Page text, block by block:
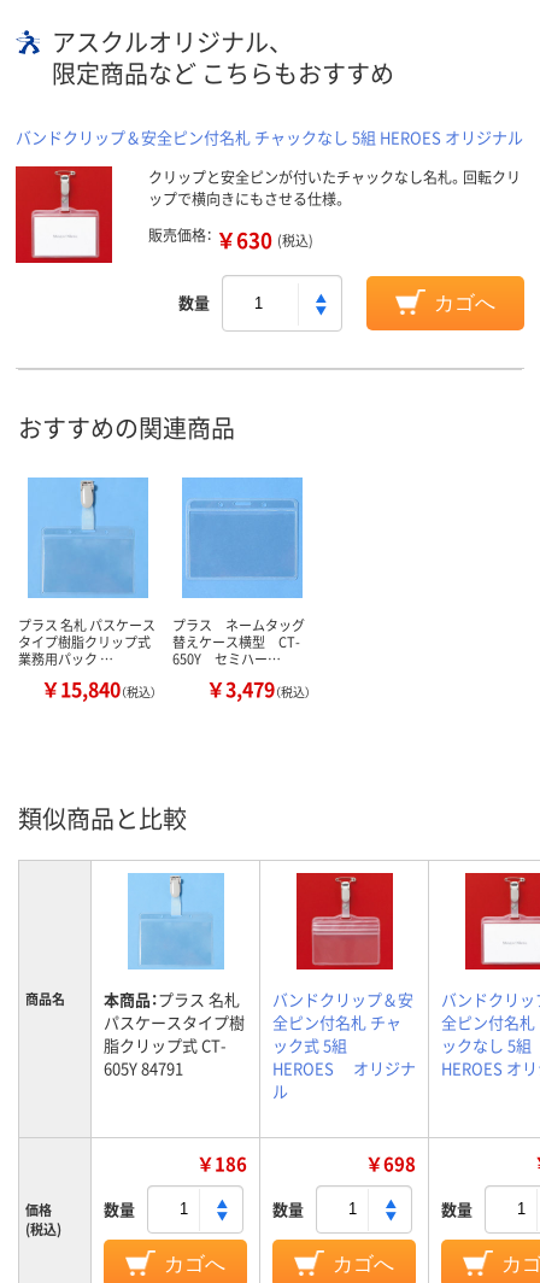
アスクルオリジナル、
限定商品など こちらもおすすめ
バンドクリップ＆安全ピン付名札 チャックなし 5組 HEROES オリジナル
クリップと安全ピンが付いたチャックなし名札。回転クリ
ップで横向きにもさせる仕様。
販売価格： ￥630 (税込)
数量 カゴへ
おすすめの関連商品
プラス 名札 パスケース
タイプ樹脂クリップ式
業務用パック …
￥15,840（税込）
プラス ネームタッグ
替えケース横型 CT-
650Y セミハー…
￥3,479（税込）
類似商品と比較
商品名 本商品：プラス 名札
パスケースタイプ樹
脂クリップ式 CT-
605Y 84791
バンドクリップ＆安
全ピン付名札 チャ
ック式 5組
HEROES オリジナ
ル
バンドクリ
全ピン付名札
ックなし 5組
HEROES オ
価格
(税込)
￥186
数量
カゴへ
￥698
数量
カゴへ
数量
カ